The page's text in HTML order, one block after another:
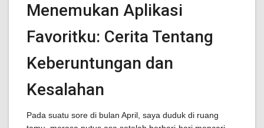
Menemukan Aplikasi
Favoritku: Cerita Tentang
Keberuntungan dan
Kesalahan
Pada suatu sore di bulan April, saya duduk di ruang